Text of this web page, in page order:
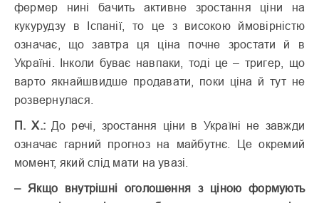
фермер нині бачить активне зростання ціни на
кукурудзу в Іспанії, то це з високою ймовірністю
означає, що завтра ця ціна почне зростати й в
Україні. Інколи буває навпаки, тоді це – тригер, що
варто якнайшвидше продавати, поки ціна й тут не
розвернулася.
П. Х.: До речі, зростання ціни в Україні не завжди
означає гарний прогноз на майбутнє. Це окремий
момент, який слід мати на увазі.
– Якщо внутрішні оголошення з ціною формують